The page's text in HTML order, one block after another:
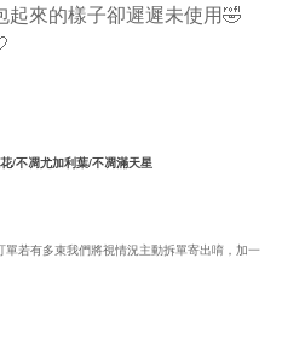
來的樣子卻遲遲未使用🤣
尤加利葉/不凋滿天星
若有多束我們將視情況主動拆單寄出唷，加一